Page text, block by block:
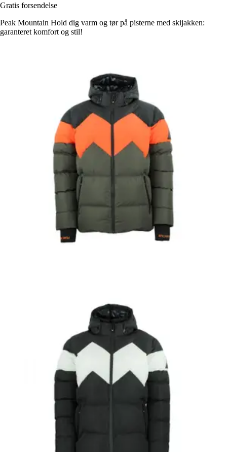
Gratis forsendelse
Peak Mountain Hold dig varm og tør på pisterne med skijakken:
garanteret komfort og stil!